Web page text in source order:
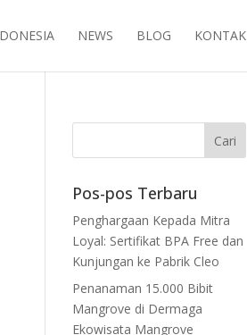
NEWS BLOG KONTAK
Pos-pos Terbaru
Penghargaan Kepada Mitra
Loyal: Sertifikat BPA Free dan
Kunjungan ke Pabrik Cleo
Penanaman 15.000 Bibit
Mangrove di Dermaga
Ekowisata Mangrove